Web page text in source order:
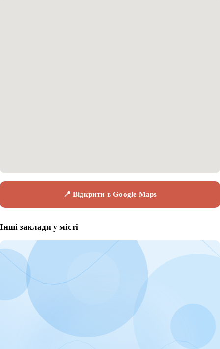
📍 Відкрити в Google Maps
Інші заклади у місті